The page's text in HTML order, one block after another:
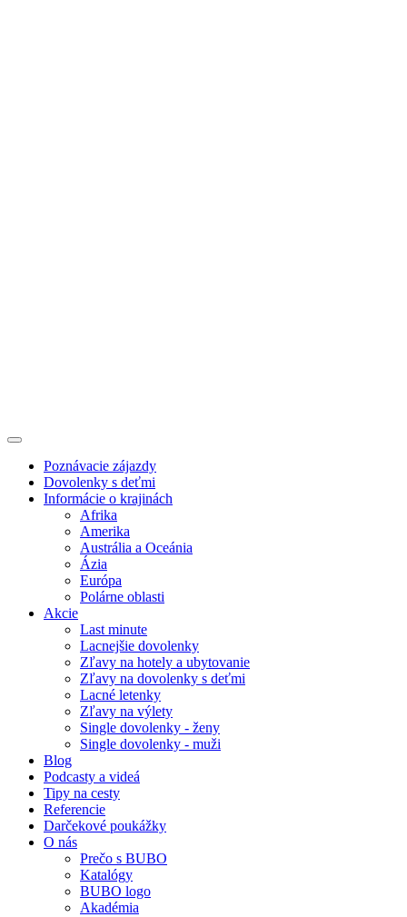
Poznávacie zájazdy
Dovolenky s deťmi
Informácie o krajinách
Afrika
Amerika
Austrália a Oceánia
Ázia
Európa
Polárne oblasti
Akcie
Last minute
Lacnejšie dovolenky
Zľavy na hotely a ubytovanie
Zľavy na dovolenky s deťmi
Lacné letenky
Zľavy na výlety
Single dovolenky - ženy
Single dovolenky - muži
Blog
Podcasty a videá
Tipy na cesty
Referencie
Darčekové poukážky
O nás
Prečo s BUBO
Katalógy
BUBO logo
Akadémia